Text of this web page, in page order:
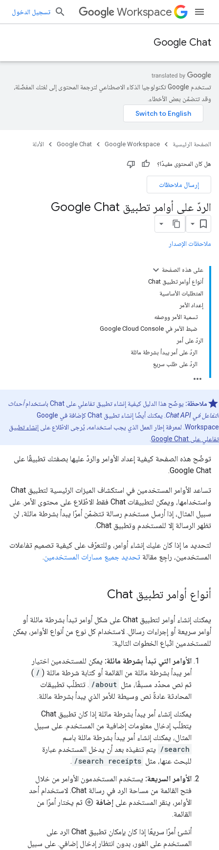
Workspace تسجيل الدخول
Google Chat
تستخدم Google تكنولوجيا الذكاء الاصطناعي لترجمة المحتوى إلى لغتك المفضّلة،
وقد تتضمّن بعض الأخطاء.
الصفحة الرئيسية Google Workspace
Google Chat الأدلة
هل كان المحتوى مفيدًا؟
إرسال ملاحظات
الردّ على أوامر تطبيق Google Chat
ملاحظات الإصدار
على هذه الصفحة
أنواع أوامر تطبيق Chat
المتطلبات الأساسية
إعداد الأمر
تسمية الأمر ووصفه
ضبط الأمر في Google Cloud Console
الردّ على أمر
الردّ على أمر يبدأ بشرطة مائلة
الردّ على طلب سريع
ملاحظة: يوضّح هذا الدليل كيفية إنشاء تطبيق تفاعلي على Chat باستخدام
أحداث
التفاعل في Chat API
. يمكنك أيضًا إنشاء تطبيق Chat كإضافة في Google
Workspace. لمعرفة إطار العمل الذي يجب استخدامه، يُرجى الاطّلاع على
إنشاء تطبيق
تفاعلي على Google Chat
توضّح هذه الصفحة كيفية إعداد الأوامر والردّ عليها بصفتك تطبيقًا على
Google Chat.
تساعد الأوامر المستخدمين في استكشاف الميزات الرئيسية لتطبيق Chat
واستخدامها، ويمكن لتطبيقات Chat فقط الاطّلاع على محتوى الأمر. على
سبيل المثال، إذا أرسل مستخدم رسالة تتضمّن أمرًا يبدأ بشرطة مائلة، لن
تظهر الرسالة إلا للمستخدم وتطبيق Chat.
لتحديد ما إذا كان عليك إنشاء أوامر، وللتعرّف على كيفية تصميم تفاعلات
المستخدمين، راجِع مقالة تحديد جميع مسارات المستخدمين.
أنواع أوامر تطبيق Chat
يمكنك إنشاء أوامر لتطبيق Chat على شكل أوامر تبدأ بشرطة مائلة أو
أوامر سريعة أو إجراءات رسائل. لاستخدام كل نوع من أنواع الأوامر، يمكن
للمستخدمين اتّباع الخطوات التالية:
الأوامر التي تبدأ بشرطة مائلة: يمكن للمستخدمين اختيار
أمر يبدأ بشرطة مائلة من القائمة أو كتابة شرطة مائلة ( /
)
ثم نص محدّد مسبقًا، مثل /about . تتطلّب تطبيقات
المحادثة عادةً نص وسيطة للأمر الذي يبدأ بشرطة مائلة.
يمكنك إنشاء أمر يبدأ بشرطة مائلة إذا كان تطبيق Chat
يتطلّب إدخال معلومات إضافية من المستخدم. على سبيل
المثال، يمكنك إنشاء أمر يبدأ بشرطة مائلة باسم
/search يتم تنفيذه بعد أن يدخل المستخدم عبارة
للبحث عنها، مثل /search receipts
.
الأوامر السريعة: يستخدم المستخدمون الأوامر من خلال
فتح القائمة من مساحة الرد في رسالة Chat. لاستخدام أحد
الأوامر، ينقر المستخدم على إضافة
ثم يختار أمرًا من
القائمة.
أنشئ أمرًا سريعًا إذا كان بإمكان تطبيق Chat الرد على
المستخدم على الفور، بدون انتظار إدخال إضافي. على سبيل